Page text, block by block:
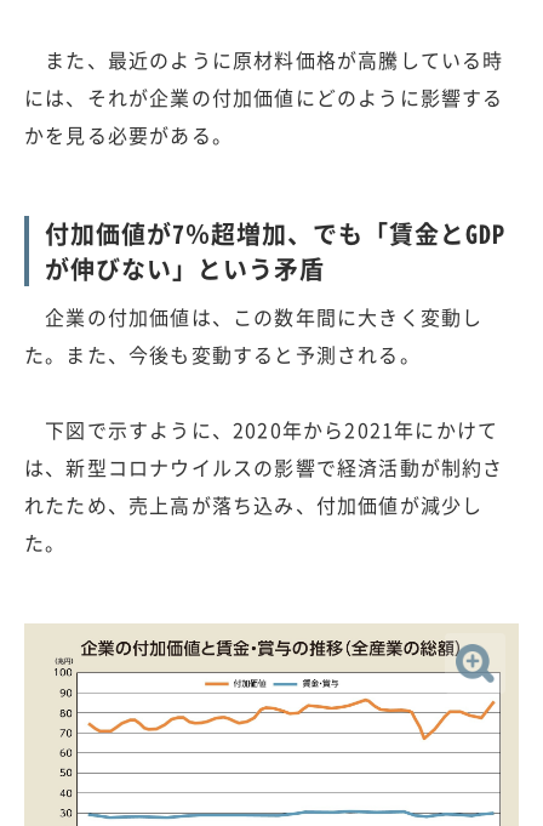
また、最近のように原材料価格が高騰している時
には、それが企業の付加価値にどのように影響する
かを見る必要がある。
付加価値が7％超増加、でも「賃金とGDP
が伸びない」という矛盾
企業の付加価値は、この数年間に大きく変動し
た。また、今後も変動すると予測される。
下図で示すように、2020年から2021年にかけて
は、新型コロナウイルスの影響で経済活動が制約さ
れたため、売上高が落ち込み、付加価値が減少し
た。